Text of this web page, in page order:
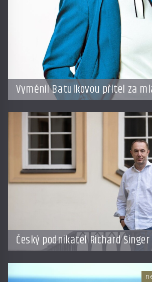
Vyměnil Batulkovou přítel za
exemplář?
Český podnikatel Richard
přenést bhútánský koncept
národního štěstí do světa